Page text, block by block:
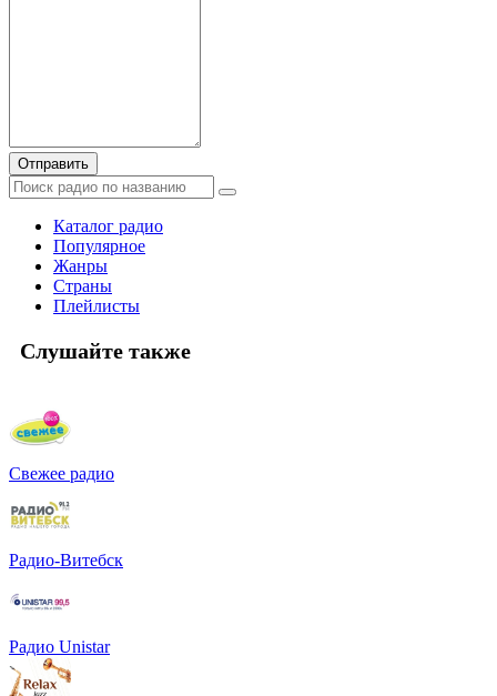
Отправить
Каталог радио
Популярное
Жанры
Страны
Плейлисты
Слушайте также
Свежее радио
Радио-Витебск
Радио Unistar